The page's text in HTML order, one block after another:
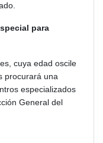
para
cuya edad oscile
procurará una
especializados
General del